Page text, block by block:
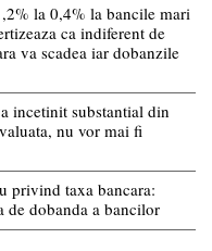
la 0,4% la bancile mari
ca indiferent de
va scadea iar dobanzile
incetinit substantial din
nu vor mai fi
privind taxa bancara:
de dobanda a bancilor